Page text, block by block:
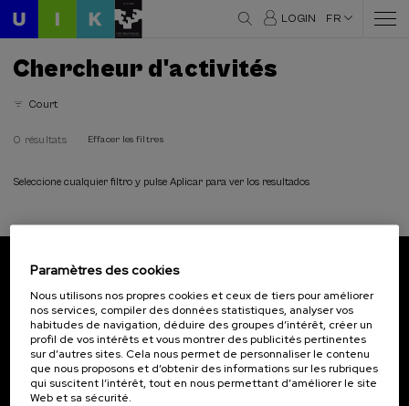
LOGIN FR
Chercheur d'activités
Court
0 résultats Effacer les filtres
Seleccione cualquier filtro y pulse Aplicar para ver los resultados
Inscrivez-vous pour être le premier à recevoir les
actualités de l'UIK.
S'abonner
Paramètres des cookies
Nous utilisons nos propres cookies et ceux de tiers pour améliorer
nos services, compiler des données statistiques, analyser vos
habitudes de navigation, déduire des groupes d’intérêt, créer un
profil de vos intérêts et vous montrer des publicités pertinentes
sur d’autres sites. Cela nous permet de personnaliser le contenu
que nous proposons et d’obtenir des informations sur les rubriques
qui suscitent l’intérêt, tout en nous permettant d’améliorer le site
Web et sa sécurité.